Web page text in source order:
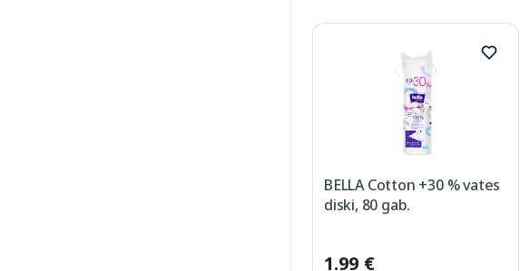
BELLA Cotton +30 % vates
diski, 80 gab.
1.99 €